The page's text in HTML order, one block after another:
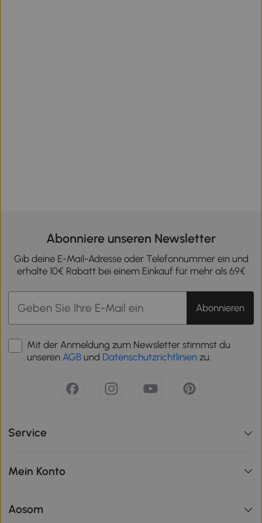
Abonniere unseren Newsletter
Gib deine E-Mail-Adresse oder Telefonnummer ein und
erhalte 10€ Rabatt bei einem Einkauf für mehr als 69€
Abonnieren
Mit der Anmeldung zum Newsletter stimmst du
unseren AGB und Datenschutzrichtlinien zu.
Service
Mein Konto
Aosom